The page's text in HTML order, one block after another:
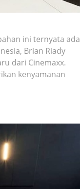
ini ternyata ada
Brian Riady
dari Cinemaxx.
kenyamanan